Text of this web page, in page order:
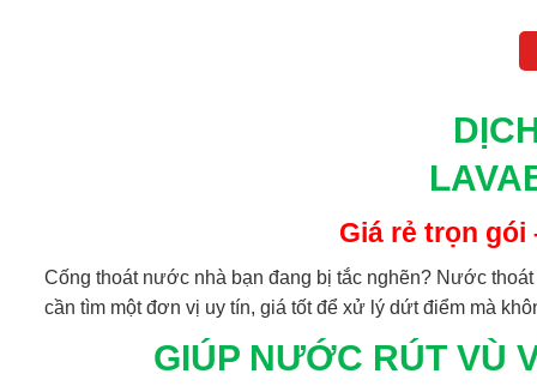
Giá rẻ trọn gói
Cống thoát nước nhà bạn đang bị tắc nghẽn? Nước
cần tìm một đơn vị uy tín, giá tốt để xử lý dứt điểm mà
GIÚP NƯỚC RÚT VÙ